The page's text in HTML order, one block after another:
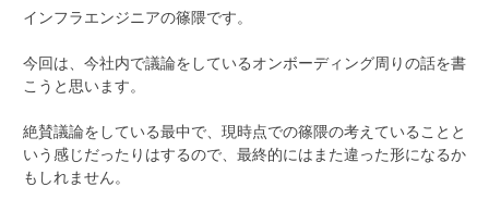
インフラエンジニアの篠隈です。
今回は、今社内で議論をしているオンボーディング周りの話を書
こうと思います。
絶賛議論をしている最中で、現時点での篠隈の考えていることと
いう感じだったりはするので、最終的にはまた違った形になるか
もしれません。